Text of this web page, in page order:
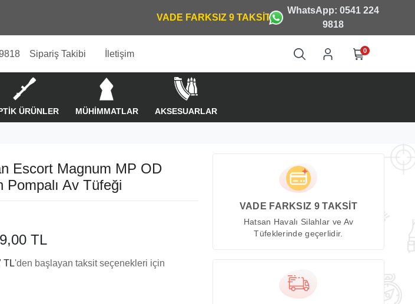
WhatsApp: 0541 224
9818
Sipariş Takibi İletişim 0
ÜRÜNLER MÜHİMMATLAR AKSESUARLAR
Escort Magnum MP OD
Pompalı Av Tüfeği
TL
TL'den başlayan taksit seçenekleri için
VADE FARKSIZ 9 TAKSİT
Hatsan Havalı Silahlar ve Av
Tüfeklerinde geçerlidir.